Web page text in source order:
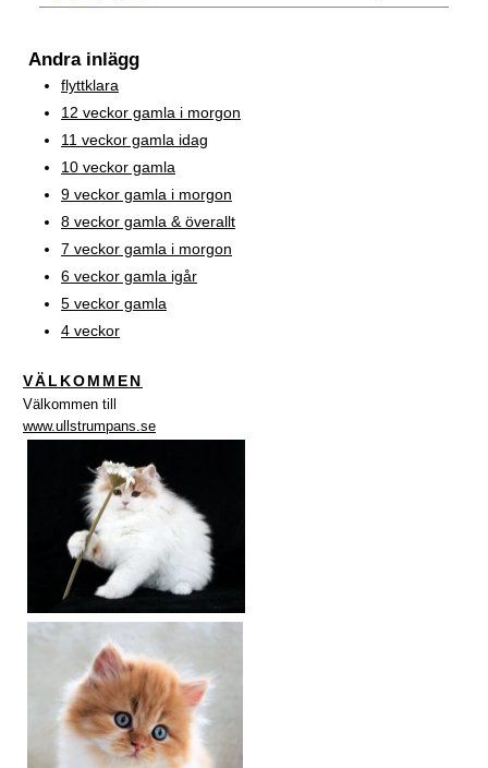
Andra inlägg
flyttklara
12 veckor gamla i morgon
11 veckor gamla idag
10 veckor gamla
9 veckor gamla i morgon
8 veckor gamla & överallt
7 veckor gamla i morgon
6 veckor gamla igår
5 veckor gamla
4 veckor
VÄLKOMMEN
Välkommen till
www.ullstrumpans.se